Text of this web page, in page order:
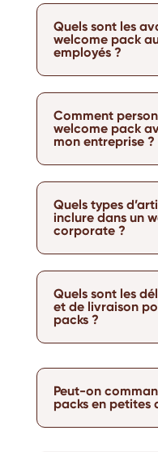
Quels sont les
welcome pack
employés ?
Comment
welcome pack
mon entreprise ?
Quels types
inclure dans un
corporate ?
Quels sont les
et de livraison
packs ?
Peut-on
packs en petites